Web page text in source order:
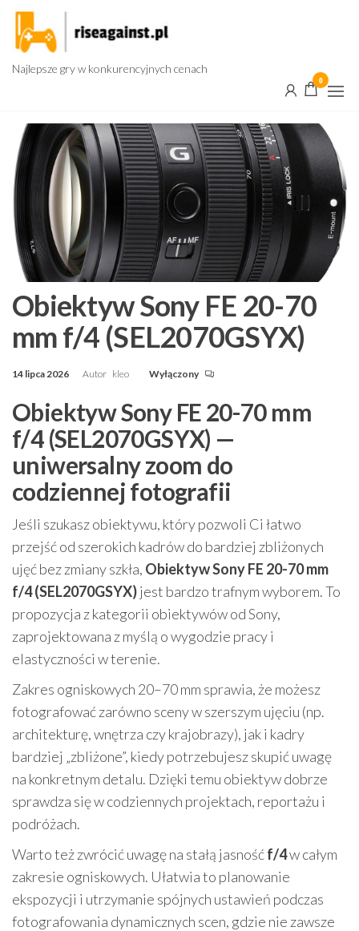
Przejdź
treści
Najlepsze gry w konkurencyjnych cenach
0
Obiektyw Sony FE 20-70
mm f/4 (SEL2070GSYX)
14 lipca 2026 Autor kleo Wyłączony
Obiektyw Sony FE 20-70 mm
f/4 (SEL2070GSYX) —
uniwersalny zoom do
codziennej fotografii
Jeśli szukasz obiektywu, który pozwoli Ci łatwo
przejść od szerokich kadrów do bardziej zbliżonych
ujęć bez zmiany szkła, Obiektyw Sony FE 20-70 mm
f/4 (SEL2070GSYX)jest bardzo trafnym wyborem. To
propozycja z kategorii obiektywów od Sony,
zaprojektowana z myślą o wygodzie pracy i
elastyczności w terenie.
Zakres ogniskowych 20–70 mm sprawia, że możesz
fotografować zarówno sceny w szerszym ujęciu (np.
architekturę, wnętrza czy krajobrazy), jak i kadry
bardziej „zbliżone”, kiedy potrzebujesz skupić uwagę
na konkretnym detalu. Dzięki temu obiektyw dobrze
sprawdza się w codziennych projektach, reportażu i
podróżach.
Warto też zwrócić uwagę na stałą jasnośćf/4w całym
zakresie ogniskowych. Ułatwia to planowanie
ekspozycji i utrzymanie spójnych ustawień podczas
fotografowania dynamicznych scen, gdzie nie zawsze